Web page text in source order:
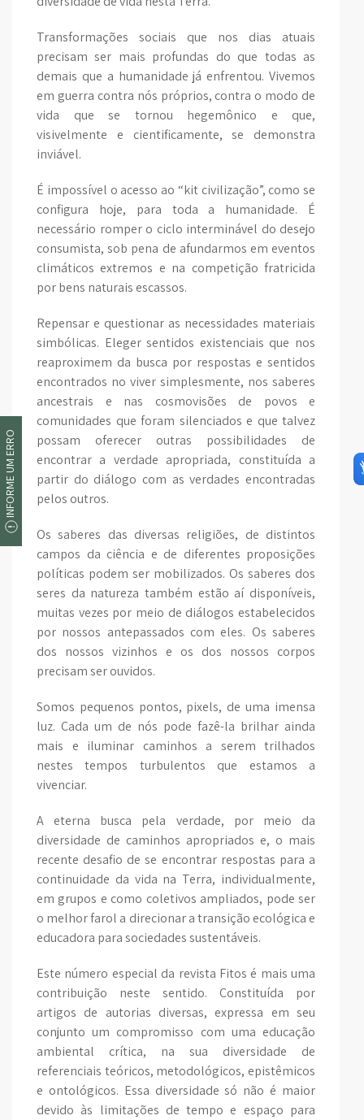
Transformações sociais que nos dias atuais
precisam ser mais profundas do que todas as
demais que a humanidade já enfrentou. Vivemos
em guerra contra nós próprios, contra o modo de
vida que se tornou hegemônico e que,
visivelmente e cientificamente, se demonstra
inviável.
É impossível o acesso ao “kit civilização”, como se
configura hoje, para toda a humanidade. É
necessário romper o ciclo interminável do desejo
consumista, sob pena de afundarmos em eventos
climáticos extremos e na competição fratricida
por bens naturais escassos.
Repensar e questionar as necessidades materiais
simbólicas. Eleger sentidos existenciais que nos
reaproximem da busca por respostas e sentidos
encontrados no viver simplesmente, nos saberes
ancestrais e nas cosmovisões de povos e
comunidades que foram silenciados e que talvez
possam oferecer outras possibilidades de
encontrar a verdade apropriada, constituída a
partir do diálogo com as verdades encontradas
pelos outros.
Os saberes das diversas religiões, de distintos
campos da ciência e de diferentes proposições
políticas podem ser mobilizados. Os saberes dos
seres da natureza também estão aí disponíveis,
muitas vezes por meio de diálogos estabelecidos
por nossos antepassados com eles. Os saberes
dos nossos vizinhos e os dos nossos corpos
precisam ser ouvidos.
Somos pequenos pontos, pixels, de uma imensa
luz. Cada um de nós pode fazê-la brilhar ainda
mais e iluminar caminhos a serem trilhados
nestes tempos turbulentos que estamos a
vivenciar.
A eterna busca pela verdade, por meio da
diversidade de caminhos apropriados e, o mais
recente desafio de se encontrar respostas para a
continuidade da vida na Terra, individualmente,
em grupos e como coletivos ampliados, pode ser
o melhor farol a direcionar a transição ecológica e
educadora para sociedades sustentáveis.
Este número especial da revista Fitos é mais uma
contribuição neste sentido. Constituída por
artigos de autorias diversas, expressa em seu
conjunto um compromisso com uma educação
ambiental crítica, na sua diversidade de
referenciais teóricos, metodológicos, epistêmicos
e ontológicos. Essa diversidade só não é maior
devido às limitações de tempo e espaço para
INFORME UM ERRO